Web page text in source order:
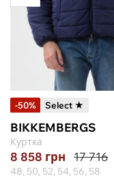
-50% Select ★
BIKKEMBERGS
Куртка
8 858 грн 17 716
48, 50, 52, 54, 56, 58